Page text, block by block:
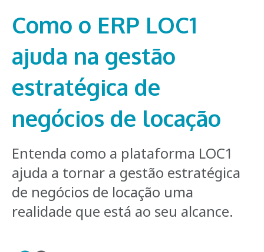
Como o ERP LOC1
ajuda na gestão
estratégica de
negócios de locação
Entenda como a plataforma LOC1
ajuda a tornar a gestão estratégica
de negócios de locação uma
realidade que está ao seu alcance.